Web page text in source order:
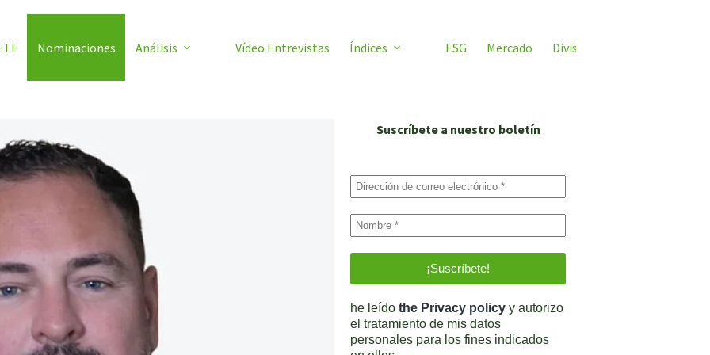
Nominaciones Análisis Vídeo Entrevistas Índices ESG Mercado Divisas
Suscríbete a nuestro boletín
he leído the Privacy policy y autorizo
el tratamiento de mis datos
personales para los fines indicados